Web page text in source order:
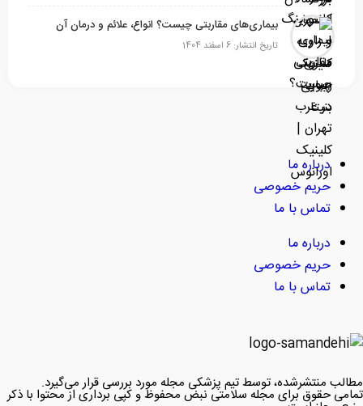
بیماری‌های مقاربتی چیست؟ انواع، علائم و درمان آن
تاریخ انتشار: 6 اسفند 1404
درباره ما
حریم خصوصی
تماس با ما
درباره ما
حریم خصوصی
تماس با ما
مطالب منتشرشده، توسط تیم پزشکی مجله مورد بررسی قرار می‌گیرد.
تمامی حقوق برای مجله سلامتی نبض محفوظ و کپی برداری از محتوا با ذکر